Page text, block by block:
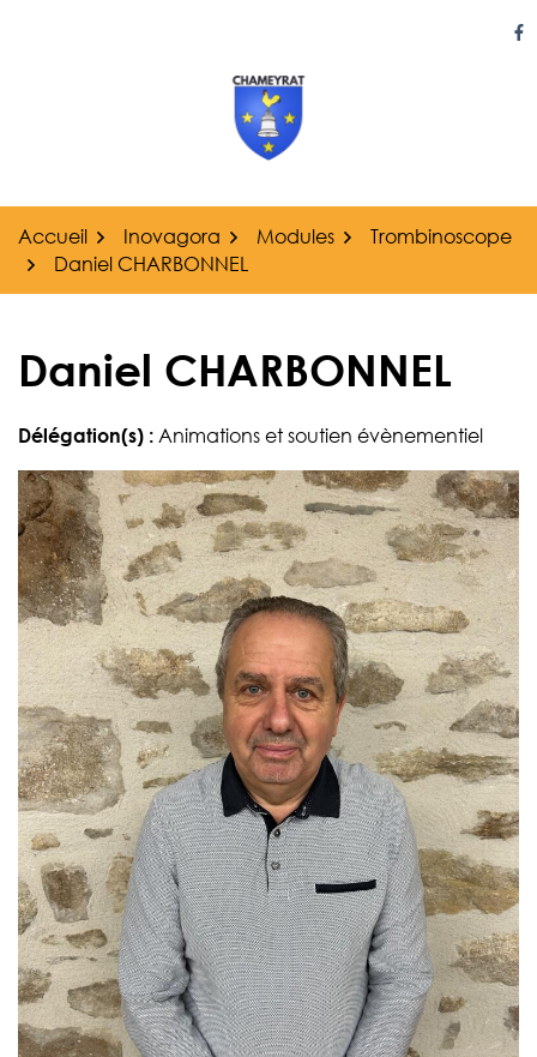
Accueil Inovagora Modules
Trombinoscope
Daniel CHARBONNEL
Daniel CHARBONNEL
Délégation(s) : Animations et soutien évènementiel